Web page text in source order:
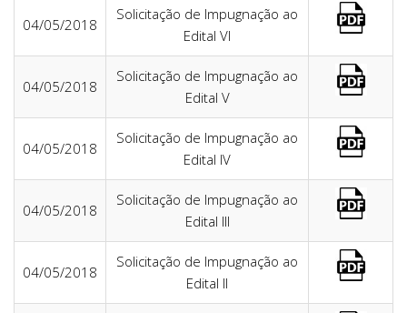
04/05/2018
Solicitação de Impugnação ao
Edital VI
04/05/2018
Solicitação de Impugnação ao
Edital V
04/05/2018
Solicitação de Impugnação ao
Edital IV
04/05/2018
Solicitação de Impugnação ao
Edital III
04/05/2018
Solicitação de Impugnação ao
Edital II